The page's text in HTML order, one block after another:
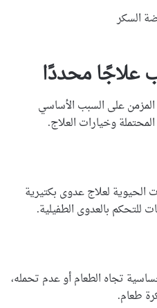
السكر
علاجًا محددًا
على السبب الأساسي
وخيارات العلاج.
لعلاج عدوى بكتيرية
للتحكم بالعدوى الطفيلية.
تجاه الطعام أو عدم تحمله،
طعام.